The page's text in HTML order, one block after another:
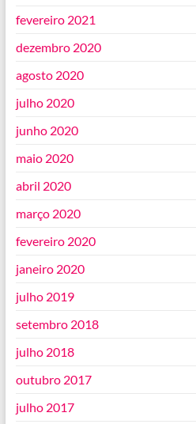
fevereiro 2021
dezembro 2020
agosto 2020
julho 2020
junho 2020
maio 2020
abril 2020
março 2020
fevereiro 2020
janeiro 2020
julho 2019
setembro 2018
julho 2018
outubro 2017
julho 2017